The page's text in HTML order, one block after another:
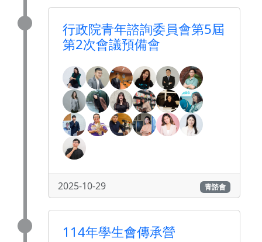
行政院青年諮詢委員會第5屆
第2次會議預備會
2025-10-29 青諮會
114年學生會傳承營